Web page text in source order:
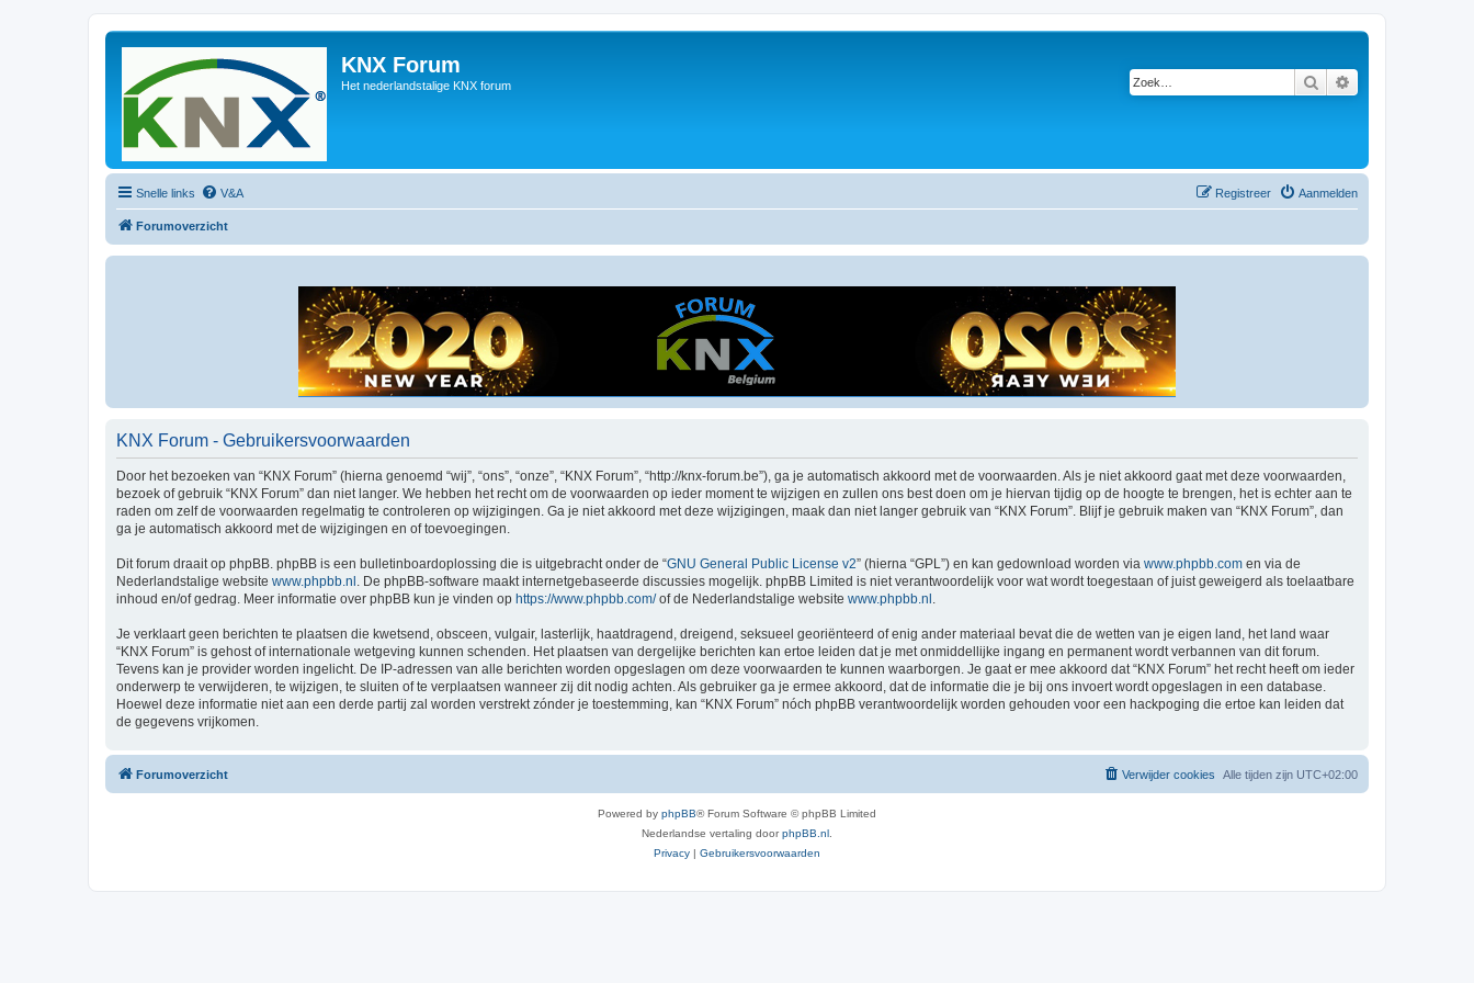
KNX Forum
Het nederlandstalige KNX forum Zoek
Snelle links V&A Aanmelden
Registreer
Forumoverzicht
KNX Forum - Gebruikersvoorwaarden
Door het bezoeken van “KNX Forum” (hierna genoemd “wij”, “ons”, “onze”, “KNX Forum”, “http://knx-forum.be”), ga je automatisch akkoord met de voorwaarden. Als je niet akkoord gaat met deze voorwaarden,
bezoek of gebruik “KNX Forum” dan niet langer. We hebben het recht om de voorwaarden op ieder moment te wijzigen en zullen ons best doen om je hiervan tijdig op de hoogte te brengen, het is echter aan te
raden om zelf de voorwaarden regelmatig te controleren op wijzigingen. Ga je niet akkoord met deze wijzigingen, maak dan niet langer gebruik van “KNX Forum”. Blijf je gebruik maken van “KNX Forum”, dan
ga je automatisch akkoord met de wijzigingen en of toevoegingen.
Dit forum draait op phpBB. phpBB is een bulletinboardoplossing die is uitgebracht onder de “GNU General Public License v2” (hierna “GPL”) en kan gedownload worden via www.phpbb.com en via de
Nederlandstalige website www.phpbb.nl . De phpBB-software maakt internetgebaseerde discussies mogelijk. phpBB Limited is niet verantwoordelijk voor wat wordt toegestaan of juist geweigerd als toelaatbare
inhoud en/of gedrag. Meer informatie over phpBB kun je vinden op https://www.phpbb.com/of de Nederlandstalige website www.phpbb.nl .
Je verklaart geen berichten te plaatsen die kwetsend, obsceen, vulgair, lasterlijk, haatdragend, dreigend, seksueel georiënteerd of enig ander materiaal bevat die de wetten van je eigen land, het land waar
“KNX Forum” is gehost of internationale wetgeving kunnen schenden. Het plaatsen van dergelijke berichten kan ertoe leiden dat je met onmiddellijke ingang en permanent wordt verbannen van dit forum.
Tevens kan je provider worden ingelicht. De IP-adressen van alle berichten worden opgeslagen om deze voorwaarden te kunnen waarborgen. Je gaat er mee akkoord dat “KNX Forum” het recht heeft om ieder
onderwerp te verwijderen, te wijzigen, te sluiten of te verplaatsen wanneer zij dit nodig achten. Als gebruiker ga je ermee akkoord, dat de informatie die je bij ons invoert wordt opgeslagen in een database.
Hoewel deze informatie niet aan een derde partij zal worden verstrekt zónder je toestemming, kan “KNX Forum” nóch phpBB verantwoordelijk worden gehouden voor een hackpoging die ertoe kan leiden dat
de gegevens vrijkomen.
Forumoverzicht Alle tijden zijn UTC+02:00
Verwijder cookies
Powered by phpBB® Forum Software © phpBB Limited
Nederlandse vertaling doorphpBB.nl
Privacy | Gebruikersvoorwaarden